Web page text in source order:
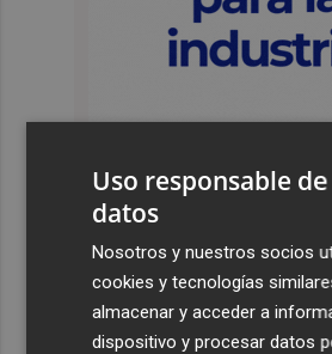
Últimas Noticias
España restablece los controles
viajeros procedentes de Italia
Uso responsable de
datos
Nosotros y nuestros socios
cookies y tecnologías
almacenar y acceder a
dispositivo y procesar datos